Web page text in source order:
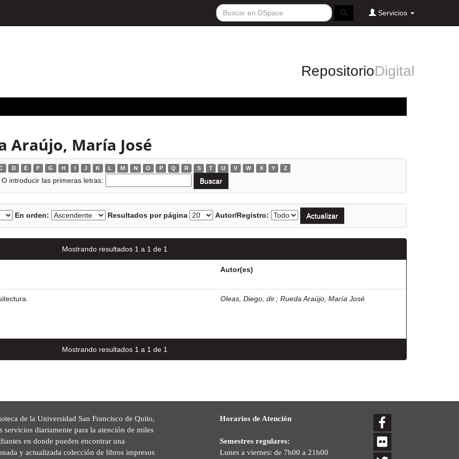
Servicios
RepositorioDigital
Araújo, María José
D E F G H I J K L M N O P Q R S T U V W X Y Z
O introducir las primeras letras:
En orden: Resultados por página Autor/Registro:
Mostrando resultados 1 a 1 de 1
Autor(es)
Oleas, Diego, dir. ; Rueda Araújo, María José
Mostrando resultados 1 a 1 de 1
de la Universidad San Francisco de Quito,
servicios diariamente para la atención de miles
en donde pueden encontrar una
y actualizada colección de libros impresos
Horarios de Atención
Semestres regulares:
Lunes a viernes: de 7h00 a 21h00